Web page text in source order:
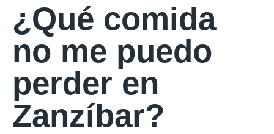
¿Qué comida
no me puedo
perder en
Zanzíbar?